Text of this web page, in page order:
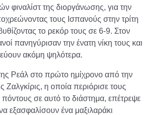
φιναλίστ της διοργάνωσης, για την
τους Ισπανούς στην τρίτη
το ρεκόρ τους σε 6-9. Στον
πανηγύρισαν την ένατη νίκη τους και
ακόμη ψηλότερα.
Ρεάλ στο πρώτο ημίχρονο από την
Ζαλγκίρις, η οποία περιόρισε τους
σε αυτό το διάστημα, επέτρεψε
εξασφαλίσουν ένα μαξιλαράκι